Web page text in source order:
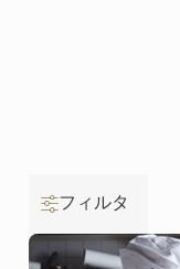
フィルタ